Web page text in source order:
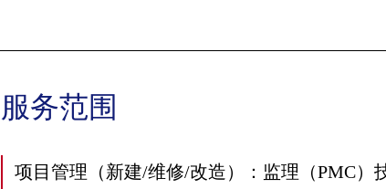
服务范围
项目管理（新建/维修/改造）：监理（PMC